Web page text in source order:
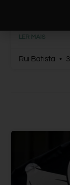
LER MAIS
Rui Batista